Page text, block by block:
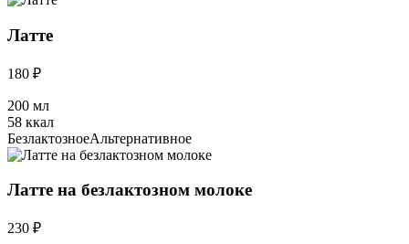
Латте
180 ₽
200 мл
58 ккал
БезлактозноеАльтернативное
Латте на безлактозном молоке
230 ₽